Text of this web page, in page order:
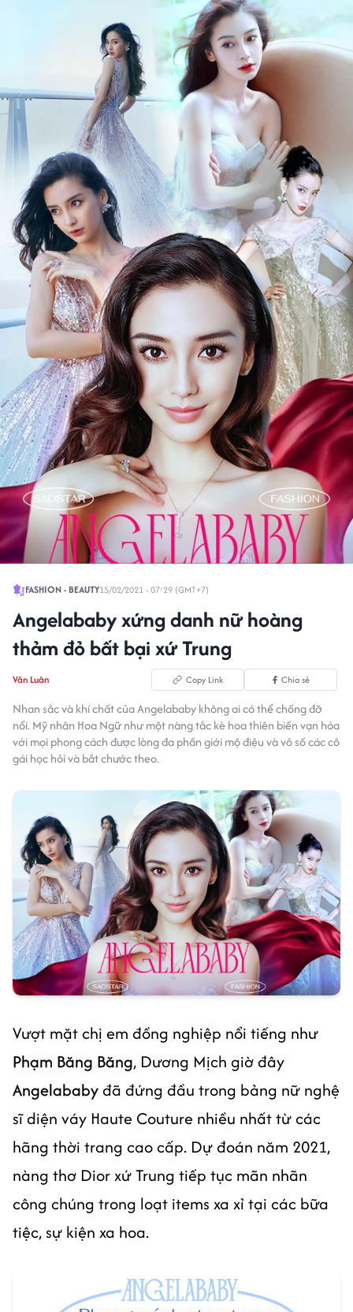
FASHION - BEAUTY15/02/2021 - 07:29 (GMT+7)
Angelababy xứng danh nữ hoàng
thảm đỏ bất bại xứ Trung
Văn Luân Copy Link Chia sẻ
Nhan sắc và khí chất của Angelababy không ai có thể chống đỡ
nổi. Mỹ nhân Hoa Ngữ như một nàng tắc kè hoa thiên biến vạn hóa
với mọi phong cách được lòng đa phần giới mộ điệu và vô số các cô
gái học hỏi và bắt chước theo.
Vượt mặt chị em đồng nghiệp nổi tiếng như
Phạm Băng Băng, Dương Mịch giờ đây
Angelababyđã đứng đầu trong bảng nữ nghệ
sĩ diện váy Haute Couture nhiều nhất từ các
hãng thời trang cao cấp. Dự đoán năm 2021,
nàng thơ Dior xứ Trung tiếp tục mãn nhãn
công chúng trong loạt items xa xỉ tại các bữa
tiệc, sự kiện xa hoa.